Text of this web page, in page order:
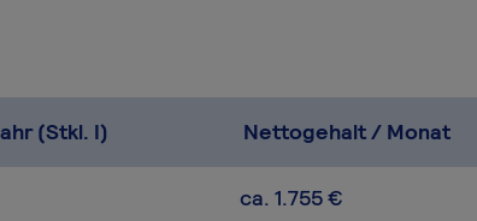
(Stkl. I) Nettogehalt / Monat
ca. 1.755 €